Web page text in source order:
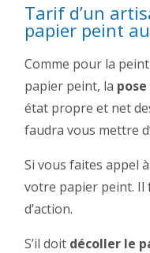
Tarif d’un
papier peint
Comme pour la
papier peint, la
état propre et net
faudra vous mettre
Si vous faites appel
votre papier peint. Il
d’action.
S’il doit décoller le